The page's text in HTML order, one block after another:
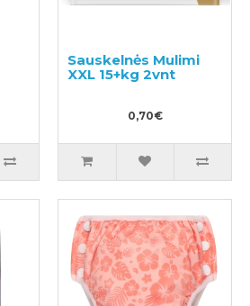
Sauskelnės Mulimi
XXL 15+kg 2vnt
0,70€